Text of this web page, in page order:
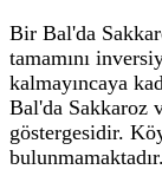
Bir Bal'da
tamamını
kalmayıncaya
Bal'da Sakkaroz
göstergesidir.
bulunmamaktadır.